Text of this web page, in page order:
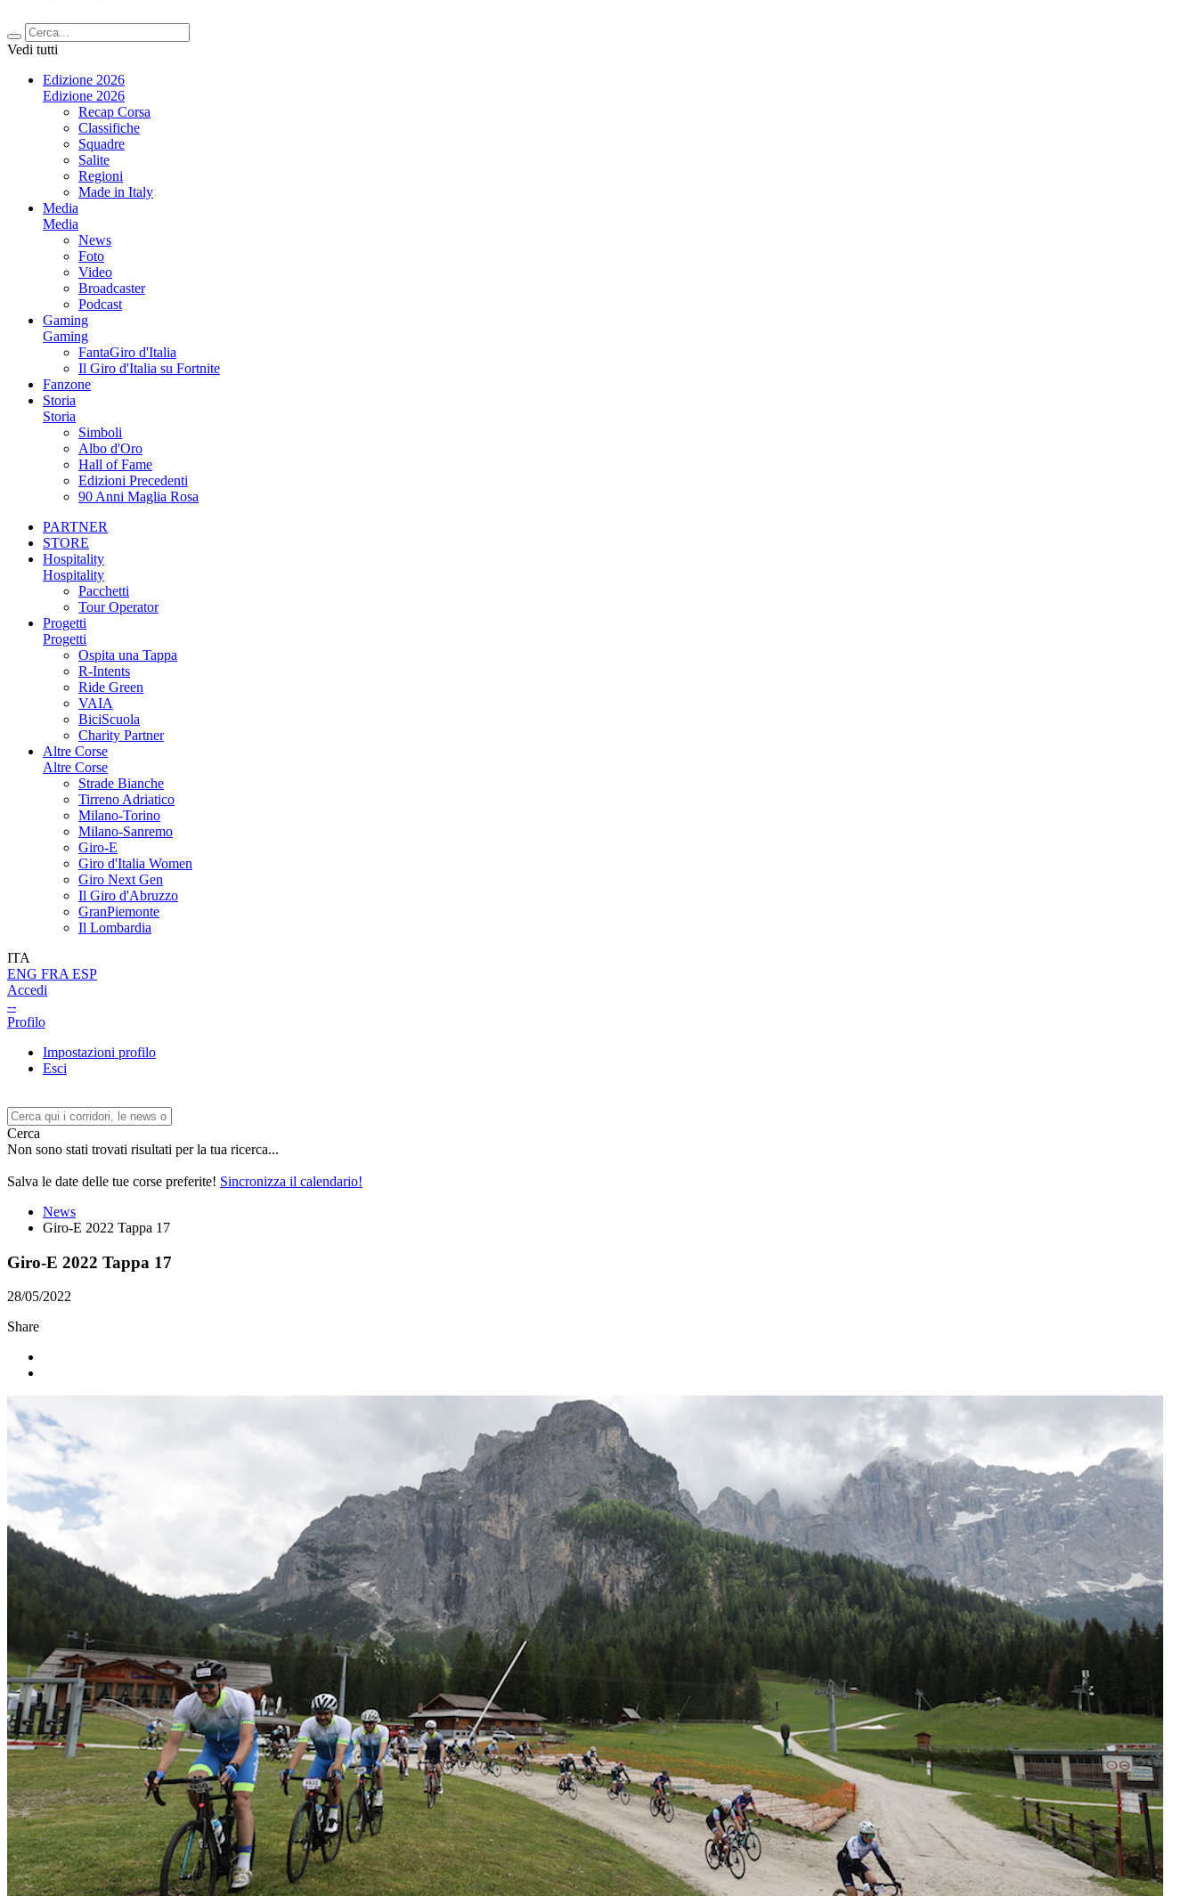
Vedi tutti
Edizione 2026
Edizione 2026
Recap Corsa
Classifiche
Squadre
Salite
Regioni
Made in Italy
Media
Media
News
Foto
Video
Broadcaster
Podcast
Gaming
Gaming
FantaGiro d'Italia
Il Giro d'Italia su Fortnite
Fanzone
Storia
Storia
Simboli
Albo d'Oro
Hall of Fame
Edizioni Precedenti
90 Anni Maglia Rosa
PARTNER
STORE
Hospitality
Hospitality
Pacchetti
Tour Operator
Progetti
Progetti
Ospita una Tappa
R-Intents
Ride Green
VAIA
BiciScuola
Charity Partner
Altre Corse
Altre Corse
Strade Bianche
Tirreno Adriatico
Milano-Torino
Milano-Sanremo
Giro-E
Giro d'Italia Women
Giro Next Gen
Il Giro d'Abruzzo
GranPiemonte
Il Lombardia
ITA
ENG FRA ESP
Accedi
--
Profilo
Impostazioni profilo
Esci
Cerca
Non sono stati trovati risultati per la tua ricerca...
Salva le date delle tue corse preferite! Sincronizza il calendario!
News
Giro-E 2022 Tappa 17
Giro-E 2022 Tappa 17
28/05/2022
Share